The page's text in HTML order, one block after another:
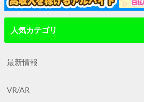
人気カテゴリ
最新情報
VR/AR